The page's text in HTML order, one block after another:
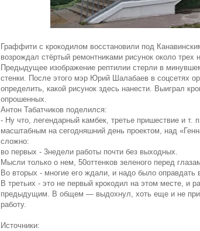
Граффити с крокодилом восстановили под
возрождал стёртый ремонтниками рисунок около трех
Предыдущее изображение рептилии стерли в
стенки. После этого мэр Юрий Шалабаев в соцсетях
определить, какой рисунок здесь нанести. Выиграл
опрошенных.
Антон Табатчиков поделился:
- Ну что, легендарный камбек, третье пришествие и т.
масштабным на сегодняшний день проектом, над
сложно:
во первых - 3недели работы почти без выходных.
Мысли только о нем, 50оттенков зеленого перед
Во вторых - многие его ждали, и надо было оправдать
В третьих - это не первый крокодил на этом месте, и
предыдущим. В общем — выдохнул, хоть еще и не
работу.
Источники: